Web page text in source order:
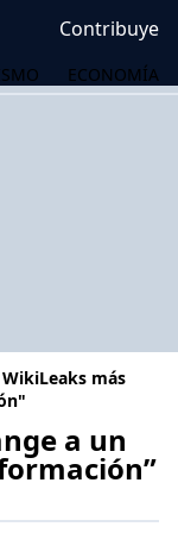
Contribuye
ECONOMÍA
más
a un